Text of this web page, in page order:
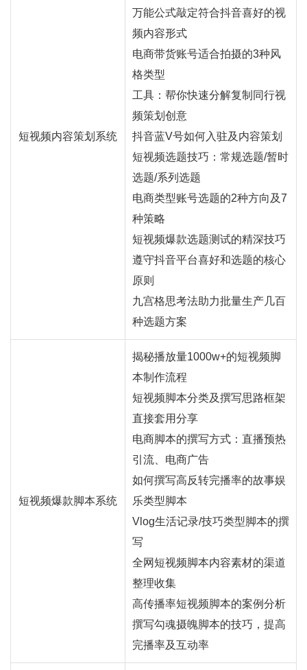
短视频内容策划系统
万能公式敲定符合抖音喜好的视
频内容形式
电商带货账号适合拍摄的3种风
格类型
工具：帮你快速分解复制同行视
频策划创意
抖音蓝V号如何入驻及内容策划
短视频选题技巧：常规选题/暂时
选题/系列选题
电商类型账号选题的2种方向及7
种策略
短视频爆款选题测试的精深技巧
遵守抖音平台喜好和选题的核心
原则
九宫格思考法助力批量生产几百
种选题方案
短视频爆款脚本系统
揭秘播放量1000w+的短视频脚
本制作流程
短视频脚本分类及撰写思路框架
直接套用分享
电商脚本的撰写方式： 直播预热
引流、电商广告
如何撰写高反转完播率的故事娱
乐类型脚本
Vlog生活记录/技巧类型脚本的撰
写
全网短视频脚本内容素材的渠道
整理收集
高传播率短视频脚本的案例分析
撰写勾魂摄魄脚本的技巧，提高
完播率及互动率